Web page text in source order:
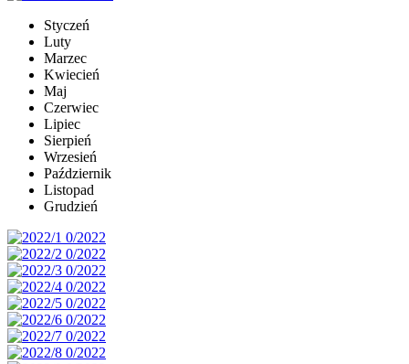
Styczeń
Luty
Marzec
Kwiecień
Maj
Czerwiec
Lipiec
Sierpień
Wrzesień
Październik
Listopad
Grudzień